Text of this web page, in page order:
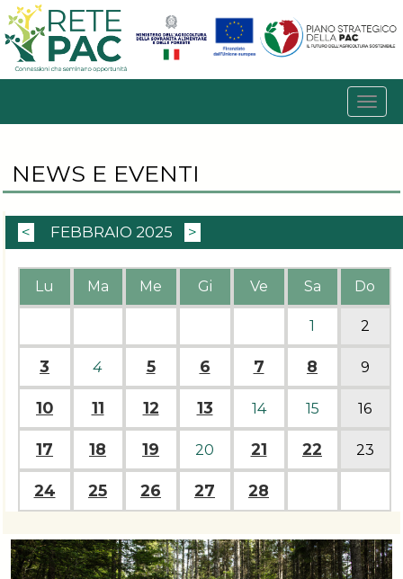
NEWS E EVENTI
< FEBBRAIO 2025 >
Lu Ma Me Gi Ve Sa Do
1 2
3 4 5 6 7 8 9
10 11 12 13 14 15 16
17 18 19 20 21 22 23
24 25 26 27 28